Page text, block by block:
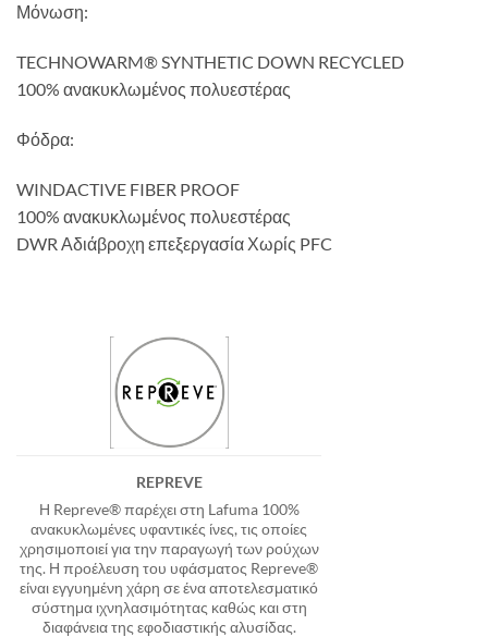
Μόνωση:
TECHNOWARM® SYNTHETIC DOWN RECYCLED
100% ανακυκλωμένος πολυεστέρας
Φόδρα:
WINDACTIVE FIBER PROOF
100% ανακυκλωμένος πολυεστέρας
DWR Αδιάβροχη επεξεργασία Χωρίς PFC
REPREVE
Η Repreve® παρέχει στη Lafuma 100%
ανακυκλωμένες υφαντικές ίνες, τις οποίες
χρησιμοποιεί για την παραγωγή των ρούχων
της. Η προέλευση του υφάσματος Repreve®
είναι εγγυημένη χάρη σε ένα αποτελεσματικό
σύστημα ιχνηλασιμότητας καθώς και στη
διαφάνεια της εφοδιαστικής αλυσίδας.